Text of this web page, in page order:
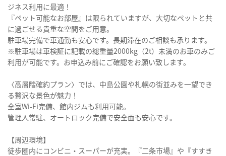
ジネス利用に最適！
『ペット可能なお部屋』は限られていますが、大切なペットと共
に過ごせる貴重な空間をご用意。
駐車場完備で車通勤も安心です。長期滞在のご相談も承ります。
※駐車場は車検証に記載の総重量2000kg（2t）未満のお車のみご
利用が可能です。お申込み前にご確認をお願い致します。
〈高層階確約プラン〉では、中島公園や札幌の街並みを一望でき
る贅沢な景色が魅力！
全室Wi-Fi完備、館内ジムも利用可能。
管理人常駐、オートロック完備で安全面も安心です。
【周辺環境】
徒歩圏内にコンビニ・スーパーが充実。『二条市場』や『すすき